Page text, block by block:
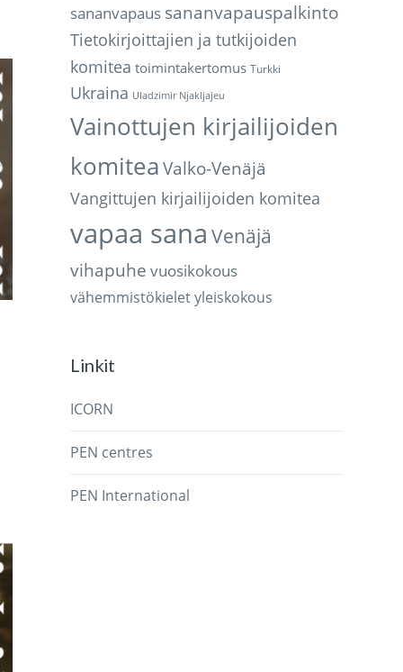
sananvapaus sananvapauspalkinto
Tietokirjoittajien ja tutkijoiden
komitea toimintakertomus Turkki
Ukraina Uladzimir Njakljajeu
Vainottujen kirjailijoiden
komitea Valko-Venäjä
Vangittujen kirjailijoiden komitea
vapaa sana Venäjä
vihapuhe vuosikokous
vähemmistökieletyleiskokous
Linkit
ICORN
PEN centres
PEN International